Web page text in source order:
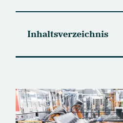
Inhaltsverzeichnis
in Deutschland
Deutsche Solarhersteller